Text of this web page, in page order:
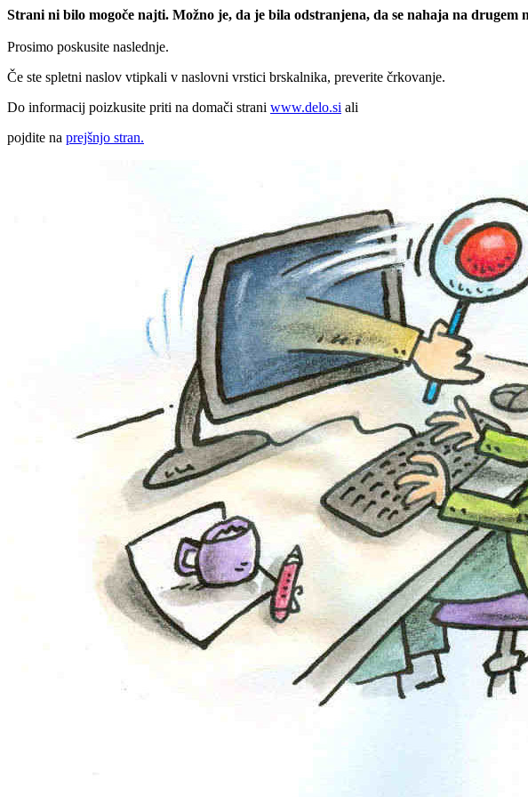
Strani ni bilo mogoče najti. Možno je, da je bila odstranjena, da se nahaja na drugem
Prosimo poskusite naslednje.
Če ste spletni naslov vtipkali v naslovni vrstici brskalnika, preverite črkovanje.
Do informacij poizkusite priti na domači strani www.delo.si ali
pojdite na prejšnjo stran.